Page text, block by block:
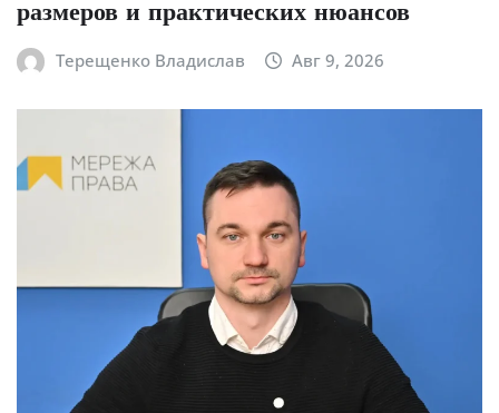
размеров и практических нюансов
Терещенко Владислав Авг 9, 2026